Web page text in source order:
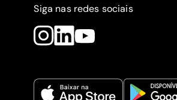
Siga nas redes sociais